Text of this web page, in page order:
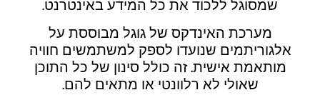
שמסוגל ללכוד את כל המידע באינטרנט.
מערכת האינדקס של גוגל מבוססת על
אלגוריתמים שנועדו לספק למשתמשים חוויה
מותאמת אישית. זה כולל סינון של כל התוכן
שאולי לא רלוונטי או מתאים להם.